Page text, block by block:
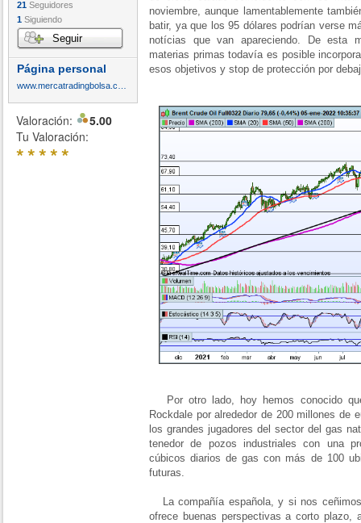
21 Seguidores
1 Siguiendo
Seguir
Página personal
Valoración:
5.00
Tu Valoración:
*****
noviembre, aunque lamentablemente
batir, ya que los 95 dólares podrían verse
notícias que van apareciendo. De esta
materias primas todavía es posible
esos objetivos y stop de protección por
Por otro lado, hoy hemos conocido
Rockdale por alrededor de 200 millones de
los grandes jugadores del sector del gas
tenedor de pozos industriales con una
cúbicos diarios de gas con más de 100
futuras.
La compañía española, y si nos
ofrece buenas perspectivas a corto plazo,